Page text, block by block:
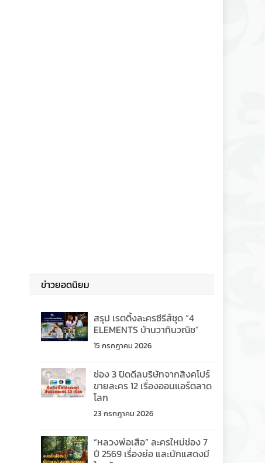
ข่าวยอดนิยม
สรุป เรตติ้งละครซีรีส์ชุด “4
ELEMENTS บ้านวาทินวณิช”
15 กรกฎาคม 2026
ช่อง 3 ปิดดีลบริษัทจากสิงคโปร์
ขายละคร 12 เรื่องออนแอร์ตลาด
โลก
23 กรกฎาคม 2026
“หลวงพ่อเสือ” ละครใหม่ช่อง 7
ปี 2569 เรื่องย่อ และนักแสดงมี